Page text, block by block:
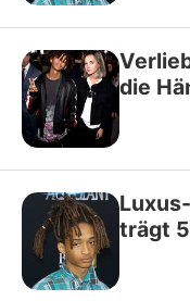
die
trägt